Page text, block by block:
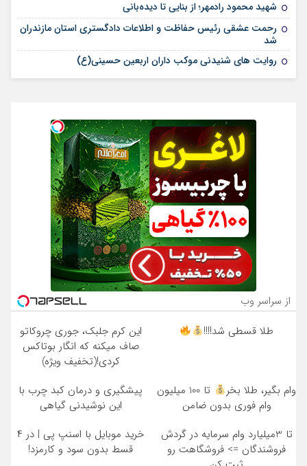
شهید محمود رادمهر؛ از بنایی تا دیده‌بانی
رحمت عشقی رئیس حفاظت و اطلاعات دادگستری استان مازندران
شد
روایت های شنیدنی موکب داران اربعین حسینی(ع)
از سراسر وب
طلا قسطی شد!!!!
این کرم جلبک، جوری چروکاتو
صاف میکنه که انگار بوتاکس
کردی!(تخفیف ویژه)
وام بگیر، طلا بخر
تا 100 میلیون
وام فوری بدون ضامن
پیشگیری و درمان کبد چرب با
این نوشیدنی گیاهی
تا 3میلیارد وام سرمایه در گردش
فروشندگان => فروشگاهت رو
خرید موبایل با اسنپ پی | در ۴
قسط بدون سود و کارمزد!